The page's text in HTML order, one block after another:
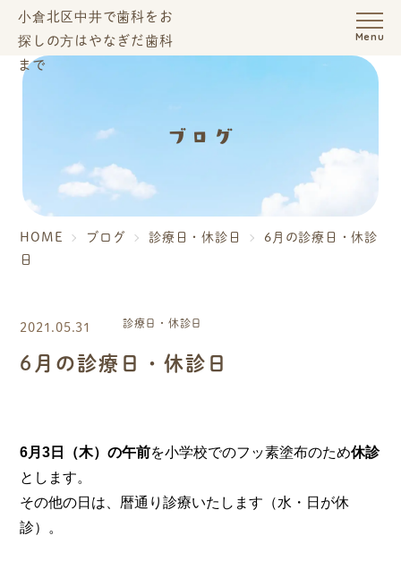
Menu
ブログ
HOME ブログ 診療日・休診日
6月の診療日・休診
日
2021.05.31 診療日・休診日
6月の診療日・休診日
6月3日（木）の午前を小学校でのフッ素塗布のため休診
とします。
その他の日は、暦通り診療いたします（水・日が休
診）。